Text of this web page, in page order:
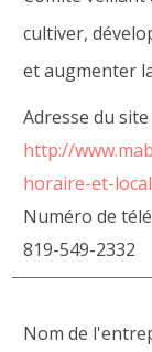
cultiver,
et augmenter
Adresse du
http://
horaire-et-
Numéro de
819-549-2332
Nom de